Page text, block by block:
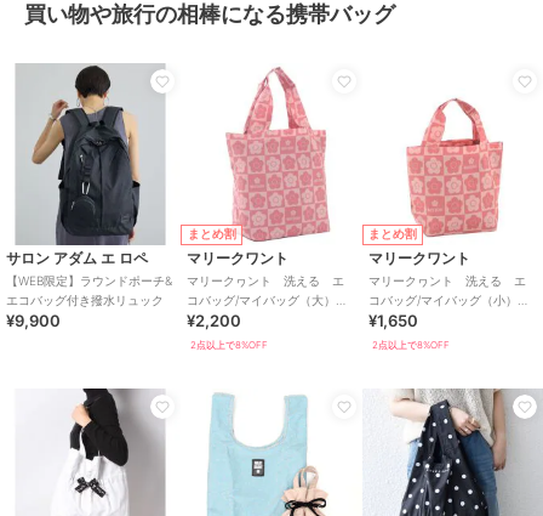
買い物や旅行の相棒になる携帯バッグ
サロン アダム エ ロペ
【WEB限定】ラウンドポーチ&
エコバッグ付き撥水リュック
¥9,900
まとめ割
マリークワント
マリークヮント 洗える エ
コバッグ/マイバッグ（大）
【MARY QUANT】
¥2,200
2点以上で8%OFF
まとめ割
マリークワント
マリークヮント 洗える エ
コバッグ/マイバッグ（小）
【MARY QUANT】
¥1,650
2点以上で8%OFF